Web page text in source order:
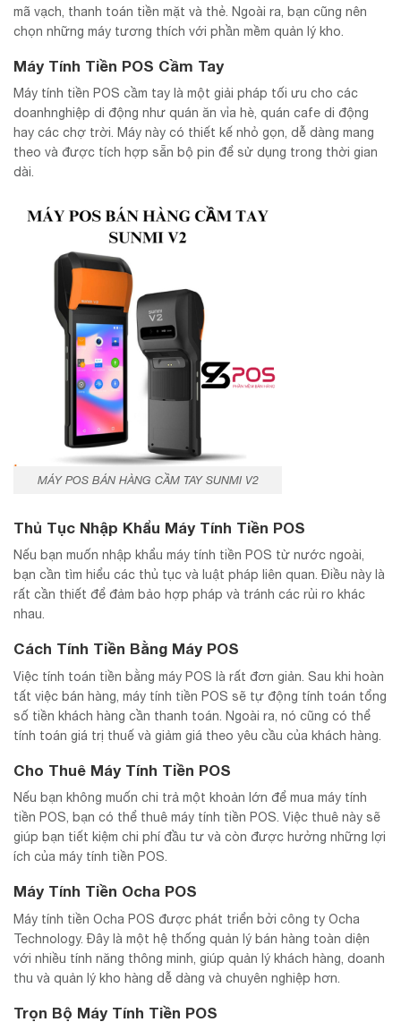
mã vạch, thanh toán tiền mặt và thẻ. Ngoài ra, bạn cũng nên
chọn những máy tương thích với phần mềm quản lý kho.
Máy Tính Tiền POS Cầm Tay
Máy tính tiền POS cầm tay là một giải pháp tối ưu cho các
doanhnghiệp di động như quán ăn vỉa hè, quán cafe di động
hay các chợ trời. Máy này có thiết kế nhỏ gọn, dễ dàng mang
theo và được tích hợp sẵn bộ pin để sử dụng trong thời gian
dài.
MÁY POS BÁN HÀNG CẦM TAY SUNMI V2
Thủ Tục Nhập Khẩu Máy Tính Tiền POS
Nếu bạn muốn nhập khẩu máy tính tiền POS từ nước ngoài,
bạn cần tìm hiểu các thủ tục và luật pháp liên quan. Điều này là
rất cần thiết để đảm bảo hợp pháp và tránh các rủi ro khác
nhau.
Cách Tính Tiền Bằng Máy POS
Việc tính toán tiền bằng máy POS là rất đơn giản. Sau khi hoàn
tất việc bán hàng, máy tính tiền POS sẽ tự động tính toán tổng
số tiền khách hàng cần thanh toán. Ngoài ra, nó cũng có thể
tính toán giá trị thuế và giảm giá theo yêu cầu của khách hàng.
Cho Thuê Máy Tính Tiền POS
Nếu bạn không muốn chi trả một khoản lớn để mua máy tính
tiền POS, bạn có thể thuê máy tính tiền POS. Việc thuê này sẽ
giúp bạn tiết kiệm chi phí đầu tư và còn được hưởng những lợi
ích của máy tính tiền POS.
Máy Tính Tiền Ocha POS
Máy tính tiền Ocha POS được phát triển bởi công ty Ocha
Technology. Đây là một hệ thống quản lý bán hàng toàn diện
với nhiều tính năng thông minh, giúp quản lý khách hàng, doanh
thu và quản lý kho hàng dễ dàng và chuyên nghiệp hơn.
Trọn Bộ Máy Tính Tiền POS